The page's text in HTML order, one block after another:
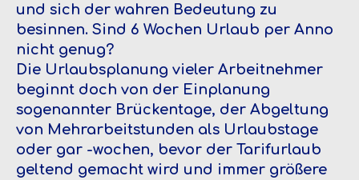
und sich der wahren Bedeutung zu
besinnen. Sind 6 Wochen Urlaub per Anno
nicht genug?
Die Urlaubsplanung vieler Arbeitnehmer
beginnt doch von der Einplanung
sogenannter Brückentage, der Abgeltung
von Mehrarbeitstunden als Urlaubstage
oder gar -wochen, bevor der Tarifurlaub
geltend gemacht wird und immer größere